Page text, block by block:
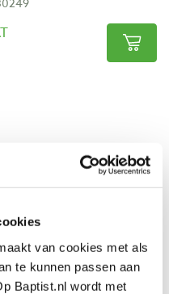
van cookies met als
te kunnen passen aan
Baptist.nl wordt met
slijp- en wetsteen
korrel 220/1000